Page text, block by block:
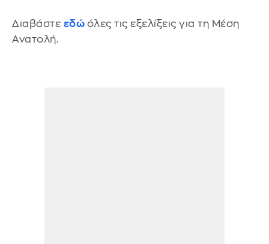
Διαβάστε εδώ όλες τις εξελίξεις για τη Μέση
Ανατολή.